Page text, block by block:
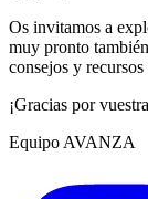
Os invitamos a
muy pronto
consejos y recursos
¡Gracias por
Equipo AVANZA